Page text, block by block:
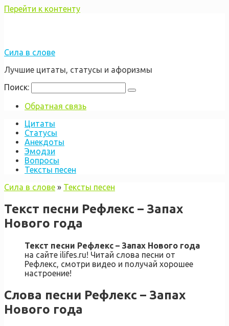
Перейти к контенту
Сила в слове
Лучшие цитаты, статусы и афоризмы
Поиск:
Обратная связь
Цитаты
Статусы
Анекдоты
Эмодзи
Вопросы
Тексты песен
Сила в слове » Тексты песен
Текст песни Рефлекс – Запах
Нового года
Текст песни Рефлекс – Запах Нового года
на сайте ilifes.ru! Читай слова песни от
Рефлекс, смотри видео и получай хорошее
настроение!
Слова песни Рефлекс – Запах
Нового года